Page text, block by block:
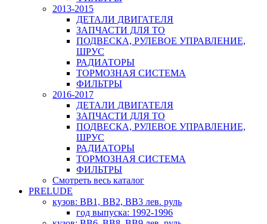
2013-2015
ДЕТАЛИ ДВИГАТЕЛЯ
ЗАПЧАСТИ ДЛЯ ТО
ПОДВЕСКА, РУЛЕВОЕ УПРАВЛЕНИЕ,
ШРУС
РАДИАТОРЫ
ТОРМОЗНАЯ СИСТЕМА
ФИЛЬТРЫ
2016-2017
ДЕТАЛИ ДВИГАТЕЛЯ
ЗАПЧАСТИ ДЛЯ ТО
ПОДВЕСКА, РУЛЕВОЕ УПРАВЛЕНИЕ,
ШРУС
РАДИАТОРЫ
ТОРМОЗНАЯ СИСТЕМА
ФИЛЬТРЫ
Смотреть весь каталог
PRELUDE
кузов: BB1, BB2, BB3 лев. руль
год выпуска: 1992-1996